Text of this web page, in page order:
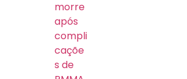
morre
após
compli
caçõe
s de